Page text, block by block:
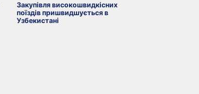
Закупівля високошвидкісних
поїздів пришвидшується в
Узбекистані